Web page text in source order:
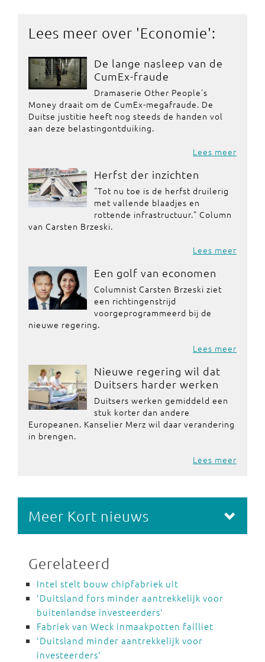
Lees meer over 'Economie':
De lange nasleep van de
CumEx-fraude
Dramaserie Other People's
Money draait om de CumEx-megafraude. De
Duitse justitie heeft nog steeds de handen vol
aan deze belastingontduiking.
Lees meer
Herfst der inzichten
"Tot nu toe is de herfst druilerig
met vallende blaadjes en
rottende infrastructuur." Column
van Carsten Brzeski.
Lees meer
Een golf van economen
Columnist Carsten Brzeski ziet
een richtingenstrijd
voorgeprogrammeerd bij de
nieuwe regering.
Lees meer
Nieuwe regering wil dat
Duitsers harder werken
Duitsers werken gemiddeld een
stuk korter dan andere
Europeanen. Kanselier Merz wil daar verandering
in brengen.
Lees meer
Meer Kort nieuws
Gerelateerd
Intel stelt bouw chipfabriek uit
'Duitsland fors minder aantrekkelijk voor
buitenlandse investeerders'
Fabriek van Weck inmaakpotten failliet
'Duitsland minder aantrekkelijk voor
investeerders'